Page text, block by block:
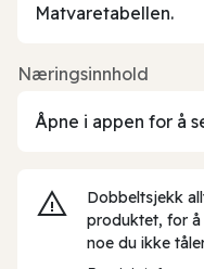
Matvaretabellen.
Næringsinnhold
Åpne i appen for å
Dobbeltsjekk
produktet, for
noe du ikke